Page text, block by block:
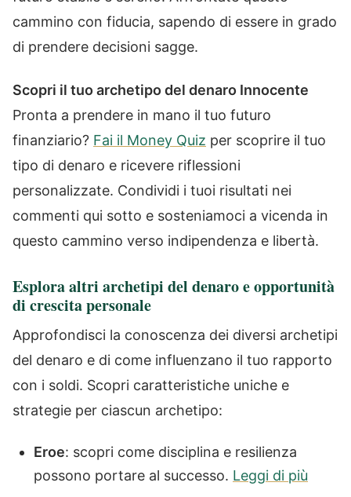
cammino con fiducia, sapendo di essere in grado
di prendere decisioni sagge.
Scopri il tuo archetipo del denaro Innocente
Pronta a prendere in mano il tuo futuro
finanziario? Fai il Money Quiz per scoprire il tuo
tipo di denaro e ricevere riflessioni
personalizzate. Condividi i tuoi risultati nei
commenti qui sotto e sosteniamoci a vicenda in
questo cammino verso indipendenza e libertà.
Esplora altri archetipi del denaro e opportunità
di crescita personale
Approfondisci la conoscenza dei diversi archetipi
del denaro e di come influenzano il tuo rapporto
con i soldi. Scopri caratteristiche uniche e
strategie per ciascun archetipo:
Eroe: scopri come disciplina e resilienza
possono portare al successo. Leggi di più